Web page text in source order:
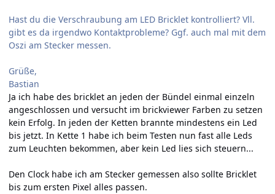
Hast du die Verschraubung am LED Bricklet kontrolliert? Vll.
gibt es da irgendwo Kontaktprobleme? Ggf. auch mal mit dem
Oszi am Stecker messen.
Grüße,
Bastian
Ja ich habe des bricklet an jeden der Bündel einmal einzeln
angeschlossen und versucht im brickviewer Farben zu setzen
kein Erfolg. In jeden der Ketten brannte mindestens ein Led
bis jetzt. In Kette 1 habe ich beim Testen nun fast alle Leds
zum Leuchten bekommen, aber kein Led lies sich steuern...
Den Clock habe ich am Stecker gemessen also sollte Bricklet
bis zum ersten Pixel alles passen.